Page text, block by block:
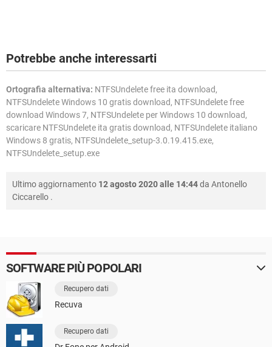
Potrebbe anche interessarti
Ortografia alternativa: NTFSUndelete free ita download,
NTFSUndelete Windows 10 gratis download, NTFSUndelete free
download Windows 7, NTFSUndelete per Windows 10 download,
scaricare NTFSUndelete ita gratis download, NTFSUndelete italiano
Windows 8 gratis, NTFSUndelete_setup-3.0.19.415.exe,
NTFSUndelete_setup.exe
Ultimo aggiornamento 12 agosto 2020 alle 14:44da Antonello
Ciccarello .
SOFTWARE PIÙ POPOLARI
Recupero dati
Recuva
Recupero dati